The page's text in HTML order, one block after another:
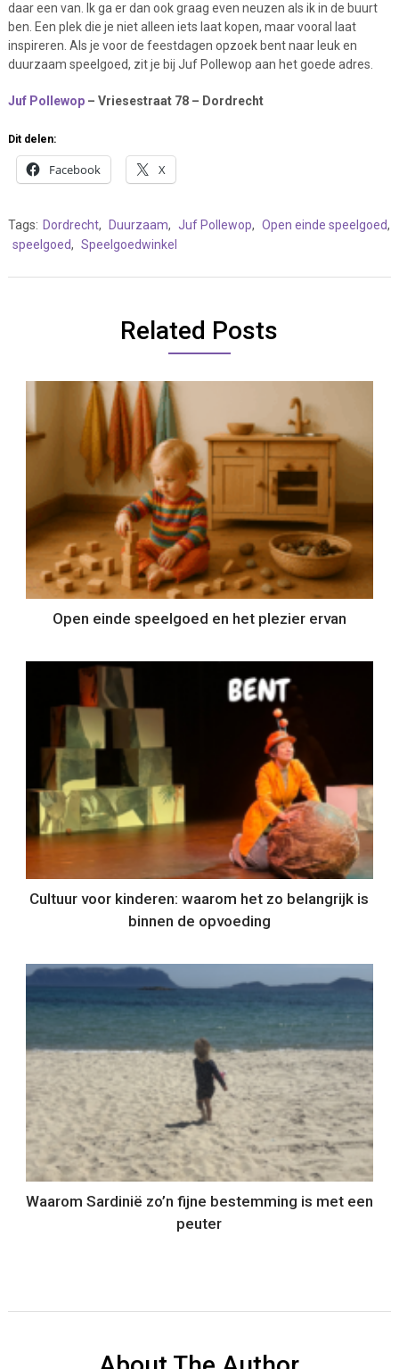
daar een van. Ik ga er dan ook graag even neuzen als ik in de buurt
ben. Een plek die je niet alleen iets laat kopen, maar vooral laat
inspireren. Als je voor de feestdagen opzoek bent naar leuk en
duurzaam speelgoed, zit je bij Juf Pollewop aan het goede adres.
Juf Pollewop– Vriesestraat 78 – Dordrecht
Dit delen:
Facebook X
Tags: Dordrecht, Duurzaam, Juf Pollewop, Open einde speelgoed,
speelgoed, Speelgoedwinkel
Related Posts
Open einde speelgoed en het plezier ervan
Cultuur voor kinderen: waarom het zo belangrijk is
binnen de opvoeding
Waarom Sardinië zo’n fijne bestemming is met een
peuter